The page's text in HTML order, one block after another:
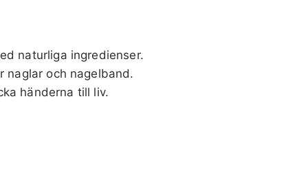
naturliga ingredienser.
och nagelband.
händerna till liv.